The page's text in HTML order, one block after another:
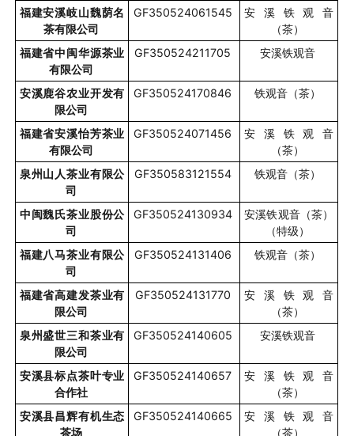
福建安溪岐山魏荫名
茶有限公司
GF350524061545
安溪铁观音
（茶）
福建省中闽华源茶业
有限公司
GF350524211705 安溪铁观音
安溪鹿谷农业开发有
限公司
GF350524170846 铁观音（茶）
福建省安溪怡芳茶业
有限公司
GF350524071456
安溪铁观音
（茶）
泉州山人茶业有限公
司
GF350583121554 铁观音（茶）
中闽魏氏茶业股份公
司
GF350524130934
安溪铁观音（茶）
（特级）
福建八马茶业有限公
司
GF350524131406 铁观音（茶）
福建省高建发茶业有
限公司
GF350524131770
安溪铁观音
（茶）
泉州盛世三和茶业有
限公司
GF350524140605 安溪铁观音
安溪县标点茶叶专业
合作社
GF350524140657
安溪铁观音
（茶）
安溪县昌辉有机生态
茶场
GF350524140665
安溪铁观音
（茶）